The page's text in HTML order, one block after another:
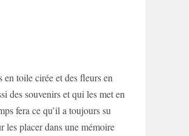
en toile cirée et des fleurs en
des souvenirs et qui les met en
fera ce qu’il a toujours su
les placer dans une mémoire